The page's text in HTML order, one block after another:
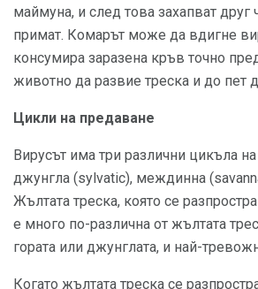
маймуна, и след това захапват друг
примат. Комарът може да вдигне
консумира заразена кръв точно
животно да развие треска и до пет
Цикли на предаване
Вирусът има три различни цикъла
джунгла (sylvatic), междинна
Жълтата треска, която се
е много по-различна от жълтата
гората или джунглата, и най-
Когато жълтата треска се